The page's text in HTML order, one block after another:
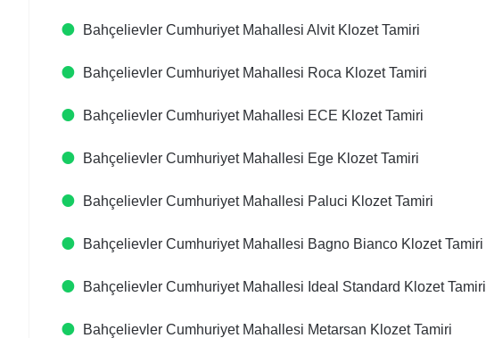
Bahçelievler Cumhuriyet Mahallesi Alvit Klozet Tamiri
Bahçelievler Cumhuriyet Mahallesi Roca Klozet Tamiri
Bahçelievler Cumhuriyet Mahallesi ECE Klozet Tamiri
Bahçelievler Cumhuriyet Mahallesi Ege Klozet Tamiri
Bahçelievler Cumhuriyet Mahallesi Paluci Klozet Tamiri
Bahçelievler Cumhuriyet Mahallesi Bagno Bianco Klozet Tamiri
Bahçelievler Cumhuriyet Mahallesi Ideal Standard Klozet Tamiri
Bahçelievler Cumhuriyet Mahallesi Metarsan Klozet Tamiri